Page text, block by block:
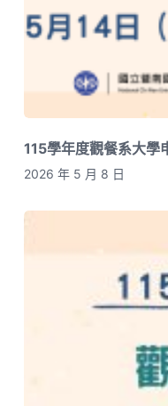
115學年度觀餐系大學
2026 年 5 月 8 日